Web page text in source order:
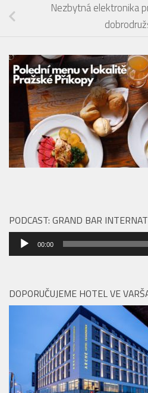
Nezbytná elektronika
PODCAST: GRAND BAR
Audio
přehrávač
00:00
DOPORUČUJEME HOTEL VE